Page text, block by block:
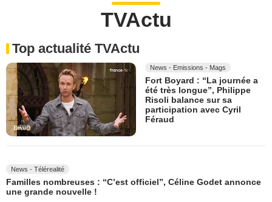
TVActu
Top actualité TVActu
News - Emissions - Mags
Fort Boyard : “La journée a
été très longue”, Philippe
Risoli balance sur sa
participation avec Cyril
Féraud
News - Télérealité
Familles nombreuses : “C’est officiel”, Céline Godet annonce
une grande nouvelle !